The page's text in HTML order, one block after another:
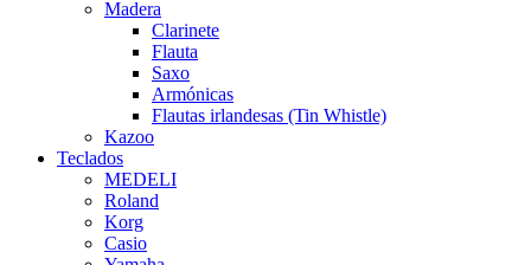
Madera
Clarinete
Flauta
Saxo
Armónicas
Flautas irlandesas (Tin Whistle)
Kazoo
Teclados
MEDELI
Roland
Korg
Casio